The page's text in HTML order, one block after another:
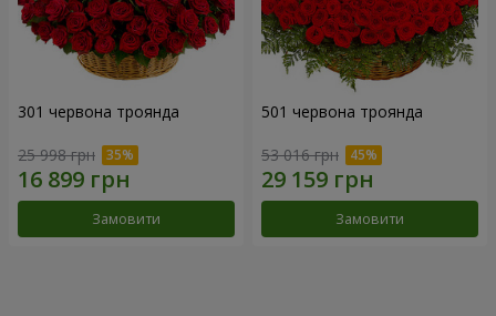
301 червона троянда
25 998 грн
Замовити
501 червона троянда
53 016 грн
Замовити